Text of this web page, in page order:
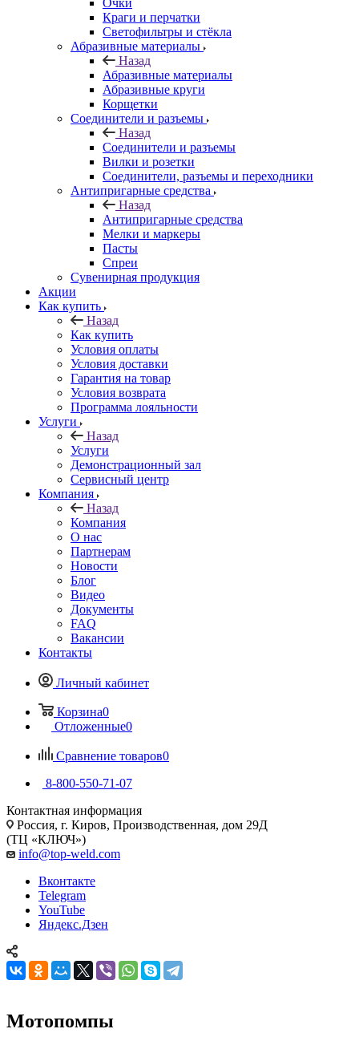
Очки
Краги и перчатки
Светофильтры и стёкла
Абразивные материалы
Назад
Абразивные материалы
Абразивные круги
Корщетки
Соединители и разъемы
Назад
Соединители и разъемы
Вилки и розетки
Соединители, разъемы и переходники
Антипригарные средства
Назад
Антипригарные средства
Мелки и маркеры
Пасты
Спреи
Сувенирная продукция
Акции
Как купить
Назад
Как купить
Условия оплаты
Условия доставки
Гарантия на товар
Условия возврата
Программа лояльности
Услуги
Назад
Услуги
Демонстрационный зал
Сервисный центр
Компания
Назад
Компания
О нас
Партнерам
Новости
Блог
Видео
Документы
FAQ
Вакансии
Контакты
Личный кабинет
Корзина0
Отложенные0
Сравнение товаров0
8-800-550-71-07
Контактная информация
Россия, г. Киров, Производственная, дом 29Д
(ТЦ «КЛЮЧ»)
info@top-weld.com
Вконтакте
Telegram
YouTube
Яндекс.Дзен
Мотопомпы